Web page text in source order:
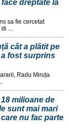
dreptate la
sa fie cercetat
...
cât a plătit pe
fost surprins
Radu Miruța
milioane de
sunt mai mari
nu fac parte